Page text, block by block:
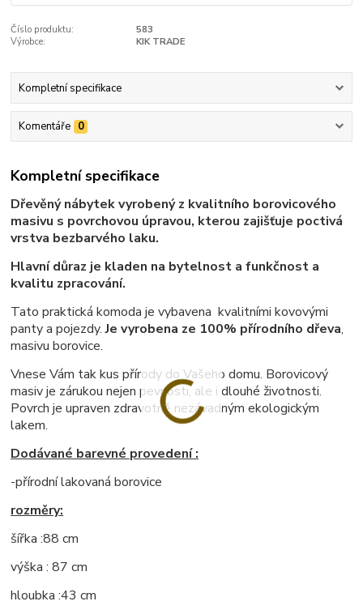
Číslo produktu:
583
Výrobce:
KIK TRADE
Kompletní specifikace
Komentáře 0
Kompletní specifikace
Dřevěný nábytek vyrobený z kvalitního borovicového
masivu s povrchovou úpravou, kterou zajišťuje poctivá
vrstva bezbarvého laku.
Hlavní důraz je kladen na bytelnost a funkčnost a
kvalitu zpracování.
Tato praktická komoda je vybavena kvalitními kovovými
panty a pojezdy.Je vyrobena ze 100% přírodního dřeva,
masivu borovice.
Vnese Vám tak kus přírody do Vašeho domu. Borovicový
masiv je zárukou nejen pevnosti, ale i dlouhé životnosti.
Povrch je upraven zdravotně nezávadným ekologickým
lakem.
Dodávané barevné provedení :
-přírodní lakovaná borovice
rozměry:
šířka :88 cm
výška : 87 cm
hloubka :43 cm